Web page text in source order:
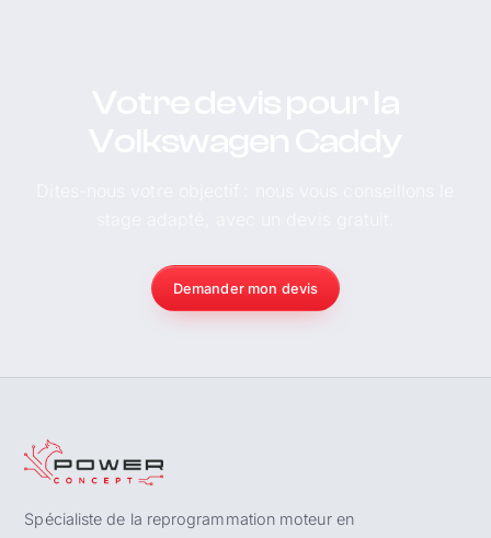
Demander mon devis
Spécialiste de la reprogrammation moteur en